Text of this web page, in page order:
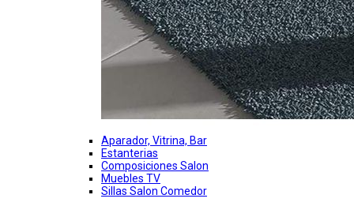
Aparador, Vitrina, Bar
Estanterias
Composiciones Salon
Muebles TV
Sillas Salon Comedor